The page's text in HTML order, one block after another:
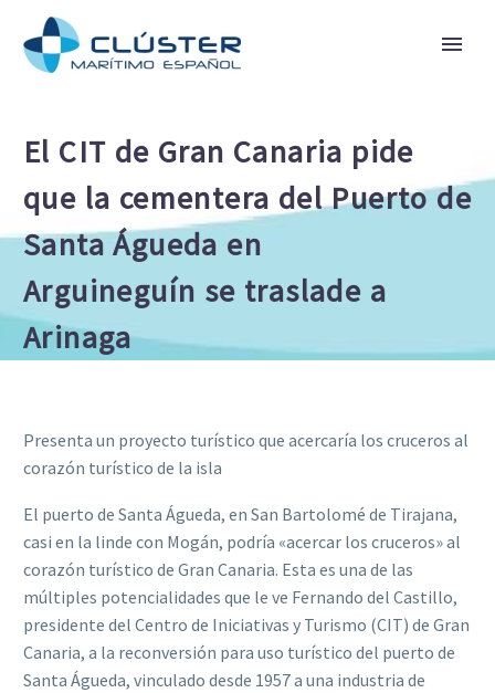
El CIT de Gran Canaria pide
que la cementera del Puerto de
Santa Águeda en
Arguineguín se traslade a
Arinaga
Presenta un proyecto turístico que acercaría los cruceros al
corazón turístico de la isla
El puerto de Santa Águeda, en San Bartolomé de Tirajana,
casi en la linde con Mogán, podría «acercar los cruceros» al
corazón turístico de Gran Canaria. Esta es una de las
múltiples potencialidades que le ve Fernando del Castillo,
presidente del Centro de Iniciativas y Turismo (CIT) de Gran
Canaria, a la reconversión para uso turístico del puerto de
Santa Águeda, vinculado desde 1957 a una industria de